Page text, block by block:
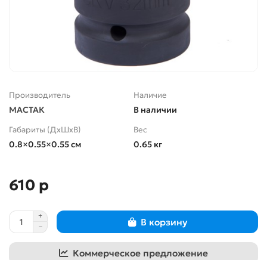
Производитель
МАСТАК
Наличие
В наличии
Габариты (ДхШхВ)
0.8×0.55×0.55 см
Вес
0.65 кг
610 р
В корзину
Коммерческое предложение